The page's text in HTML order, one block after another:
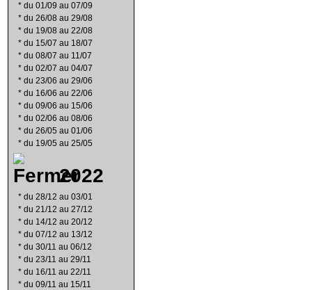
* du 01/09 au 07/09
* du 26/08 au 29/08
* du 19/08 au 22/08
* du 15/07 au 18/07
* du 08/07 au 11/07
* du 02/07 au 04/07
* du 23/06 au 29/06
* du 16/06 au 22/06
* du 09/06 au 15/06
* du 02/06 au 08/06
* du 26/05 au 01/06
* du 19/05 au 25/05
2022
* du 28/12 au 03/01
* du 21/12 au 27/12
* du 14/12 au 20/12
* du 07/12 au 13/12
* du 30/11 au 06/12
* du 23/11 au 29/11
* du 16/11 au 22/11
* du 09/11 au 15/11